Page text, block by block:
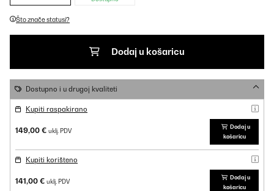
Što znače statusi?
Dodaj u košaricu
Dostupno i u drugoj kvaliteti
Kupiti raspakirano
149,00 € uklj. PDV
Dodaj u
košaricu
Kupiti korišteno
141,00 € uklj. PDV
Dodaj u
košaricu